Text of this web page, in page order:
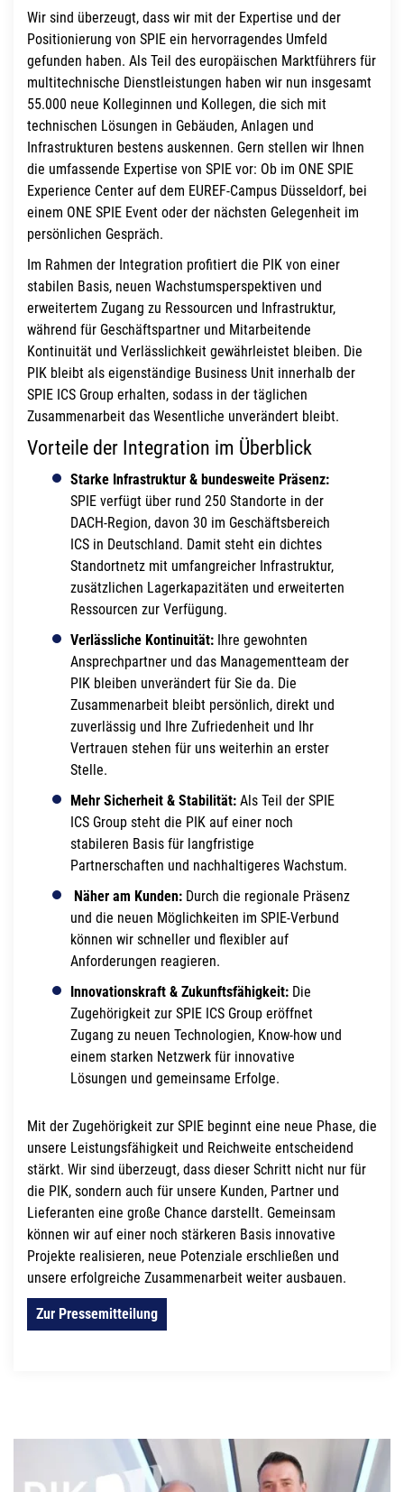
Wir sind überzeugt, dass wir mit der Expertise und der
Positionierung von SPIE ein hervorragendes Umfeld
gefunden haben. Als Teil des europäischen Marktführers für
multitechnische Dienstleistungen haben wir nun insgesamt
55.000 neue Kolleginnen und Kollegen, die sich mit
technischen Lösungen in Gebäuden, Anlagen und
Infrastrukturen bestens auskennen. Gern stellen wir Ihnen
die umfassende Expertise von SPIE vor: Ob im ONE SPIE
Experience Center auf dem EUREF-Campus Düsseldorf, bei
einem ONE SPIE Event oder der nächsten Gelegenheit im
persönlichen Gespräch.
Im Rahmen der Integration profitiert die PIK von einer
stabilen Basis, neuen Wachstumsperspektiven und
erweitertem Zugang zu Ressourcen und Infrastruktur,
während für Geschäftspartner und Mitarbeitende
Kontinuität und Verlässlichkeit gewährleistet bleiben. Die
PIK bleibt als eigenständige Business Unit innerhalb der
SPIE ICS Group erhalten, sodass in der täglichen
Zusammenarbeit das Wesentliche unverändert bleibt.
Vorteile der Integration im Überblick
Starke Infrastruktur & bundesweite Präsenz:
SPIE verfügt über rund 250 Standorte in der
DACH-Region, davon 30 im Geschäftsbereich
ICS in Deutschland. Damit steht ein dichtes
Standortnetz mit umfangreicher Infrastruktur,
zusätzlichen Lagerkapazitäten und erweiterten
Ressourcen zur Verfügung.
Verlässliche Kontinuität: Ihre gewohnten
Ansprechpartner und das Managementteam der
PIK bleiben unverändert für Sie da. Die
Zusammenarbeit bleibt persönlich, direkt und
zuverlässig und Ihre Zufriedenheit und Ihr
Vertrauen stehen für uns weiterhin an erster
Stelle.
Mehr Sicherheit & Stabilität: Als Teil der SPIE
ICS Group steht die PIK auf einer noch
stabileren Basis für langfristige
Partnerschaften und nachhaltigeres Wachstum.
Näher am Kunden: Durch die regionale Präsenz
und die neuen Möglichkeiten im SPIE-Verbund
können wir schneller und flexibler auf
Anforderungen reagieren.
Innovationskraft & Zukunftsfähigkeit: Die
Zugehörigkeit zur SPIE ICS Group eröffnet
Zugang zu neuen Technologien, Know-how und
einem starken Netzwerk für innovative
Lösungen und gemeinsame Erfolge.
Mit der Zugehörigkeit zur SPIE beginnt eine neue Phase, die
unsere Leistungsfähigkeit und Reichweite entscheidend
stärkt. Wir sind überzeugt, dass dieser Schritt nicht nur für
die PIK, sondern auch für unsere Kunden, Partner und
Lieferanten eine große Chance darstellt. Gemeinsam
können wir auf einer noch stärkeren Basis innovative
Projekte realisieren, neue Potenziale erschließen und
unsere erfolgreiche Zusammenarbeit weiter ausbauen.
Zur Pressemitteilung